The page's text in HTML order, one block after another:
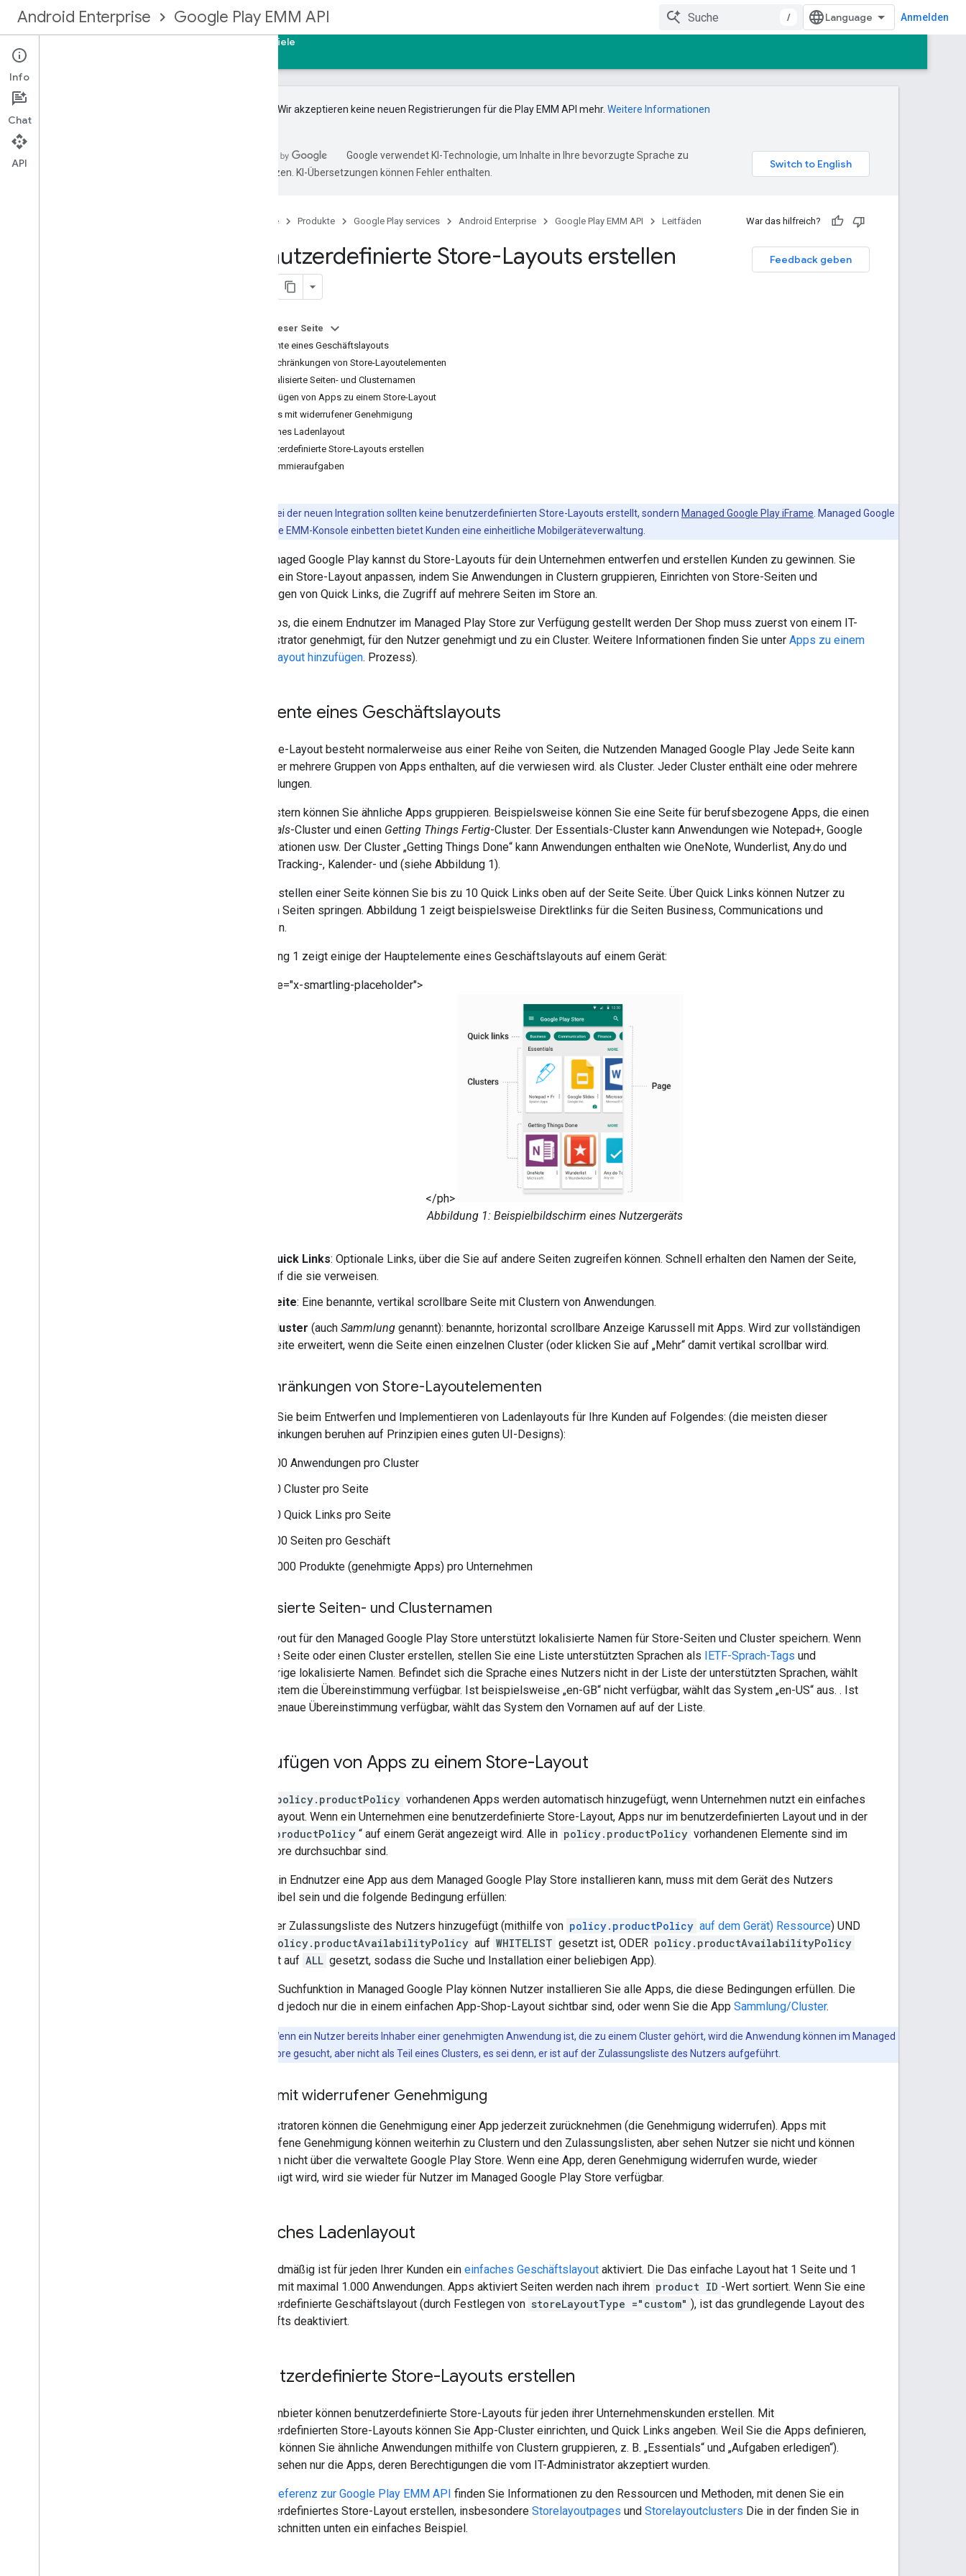
Android Enterprise Google Play EMM API / Anmelden
Beispiele
Für die EMM-Community registrieren
:Wir akzeptieren keine neuen Registrierungen für die Play EMM API mehr. Weitere Informationen
Google verwendet KI-Technologie, um Inhalte in Ihre bevorzugte Sprache zu
übersetzen. KI-Übersetzungen können Fehler enthalten.
Startseite Produkte Google Play services Android Enterprise Google Play EMM API Leitfäden War das hilfreich?
Feedback geben
Benutzerdefinierte Store-Layouts erstellen
Auf dieser Seite
Elemente eines Geschäftslayouts
Einschränkungen von Store-Layoutelementen
Lokalisierte Seiten- und Clusternamen
Hinzufügen von Apps zu einem Store-Layout
Apps mit widerrufener Genehmigung
Einfaches Ladenlayout
Benutzerdefinierte Store-Layouts erstellen
Programmieraufgaben
Bei der neuen Integration sollten keine benutzerdefinierten Store-Layouts erstellt, sondern Managed Google Play iFrame . Managed Google
Play direkt in die EMM-Konsole einbetten bietet Kunden eine einheitliche Mobilgeräteverwaltung.
Mit Managed Google Play kannst du Store-Layouts für dein Unternehmen entwerfen und erstellen Kunden zu gewinnen. Sie
können ein Store-Layout anpassen, indem Sie Anwendungen in Clustern gruppieren, Einrichten von Store-Seiten und
Hinzufügen von Quick Links, die Zugriff auf mehrere Seiten im Store an.
Alle Apps, die einem Endnutzer im Managed Play Store zur Verfügung gestellt werden Der Shop muss zuerst von einem IT-
Administrator genehmigt, für den Nutzer genehmigt und zu ein Cluster. Weitere Informationen finden Sie unter Apps zu einem
Store-Layout hinzufügen. Prozess).
Elemente eines Geschäftslayouts
Ein Store-Layout besteht normalerweise aus einer Reihe von Seiten, die Nutzenden Managed Google Play Jede Seite kann
eine oder mehrere Gruppen von Apps enthalten, auf die verwiesen wird. als Cluster. Jeder Cluster enthält eine oder mehrere
Anwendungen.
Mit Clustern können Sie ähnliche Apps gruppieren. Beispielsweise können Sie eine Seite für berufsbezogene Apps, die einen
Essentials-Cluster und einen Getting Things Fertig-Cluster. Der Essentials-Cluster kann Anwendungen wie Notepad+, Google
Präsentationen usw. Der Cluster „Getting Things Done“ kann Anwendungen enthalten wie OneNote, Wunderlist, Any.do und
andere Tracking-, Kalender- und (siehe Abbildung 1).
Beim Erstellen einer Seite können Sie bis zu 10 Quick Links oben auf der Seite Seite. Über Quick Links können Nutzer zu
anderen Seiten springen. Abbildung 1 zeigt beispielsweise Direktlinks für die Seiten Business, Communications und
Finanzen.
Abbildung 1 zeigt einige der Hauptelemente eines Geschäftslayouts auf einem Gerät:
<ph type="x-smartling-placeholder">
</ph>
Abbildung 1: Beispielbildschirm eines Nutzergeräts
Quick Links: Optionale Links, über die Sie auf andere Seiten zugreifen können. Schnell erhalten den Namen der Seite,
auf die sie verweisen.
Seite: Eine benannte, vertikal scrollbare Seite mit Clustern von Anwendungen.
Cluster (auch Sammlung genannt): benannte, horizontal scrollbare Anzeige Karussell mit Apps. Wird zur vollständigen
Seite erweitert, wenn die Seite einen einzelnen Cluster (oder klicken Sie auf „Mehr“ damit vertikal scrollbar wird.
Einschränkungen von Store-Layoutelementen
Achten Sie beim Entwerfen und Implementieren von Ladenlayouts für Ihre Kunden auf Folgendes: (die meisten dieser
Beschränkungen beruhen auf Prinzipien eines guten UI-Designs):
100 Anwendungen pro Cluster
30 Cluster pro Seite
10 Quick Links pro Seite
100 Seiten pro Geschäft
1.000 Produkte (genehmigte Apps) pro Unternehmen
Lokalisierte Seiten- und Clusternamen
Das Layout für den Managed Google Play Store unterstützt lokalisierte Namen für Store-Seiten und Cluster speichern. Wenn
Sie eine Seite oder einen Cluster erstellen, stellen Sie eine Liste unterstützten Sprachen als IETF-Sprach-Tags und
zugehörige lokalisierte Namen. Befindet sich die Sprache eines Nutzers nicht in der Liste der unterstützten Sprachen, wählt
das System die Übereinstimmung verfügbar. Ist beispielsweise „en-GB“ nicht verfügbar, wählt das System „en-US“ aus. . Ist
keine genaue Übereinstimmung verfügbar, wählt das System den Vornamen auf auf der Liste.
Hinzufügen von Apps zu einem Store-Layout
policy.productPolicy vorhandenen Apps werden automatisch hinzugefügt, wenn Unternehmen nutzt ein einfaches
Store-Layout. Wenn ein Unternehmen eine benutzerdefinierte Store-Layout, Apps nur im benutzerdefinierten Layout und in der
productPolicy “ auf einem Gerät angezeigt wird. Alle in policy.productPolicy vorhandenen Elemente sind im
Play Store durchsuchbar sind.
Damit ein Endnutzer eine App aus dem Managed Google Play Store installieren kann, muss mit dem Gerät des Nutzers
kompatibel sein und die folgende Bedingung erfüllen:
Der Zulassungsliste des Nutzers hinzugefügt (mithilfe von policy.productPolicy auf dem Gerät) Ressource) UND
policy.productAvailabilityPolicy auf WHITELIST gesetzt ist, ODER policy.productAvailabilityPolicy
ist auf ALL gesetzt, sodass die Suche und Installation einer beliebigen App).
Mit der Suchfunktion in Managed Google Play können Nutzer installieren Sie alle Apps, die diese Bedingungen erfüllen. Die
App wird jedoch nur die in einem einfachen App-Shop-Layout sichtbar sind, oder wenn Sie die App Sammlung/Cluster.
Wenn ein Nutzer bereits Inhaber einer genehmigten Anwendung ist, die zu einem Cluster gehört, wird die Anwendung können im Managed
Google Play Store gesucht, aber nicht als Teil eines Clusters, es sei denn, er ist auf der Zulassungsliste des Nutzers aufgeführt.
Apps mit widerrufener Genehmigung
Administratoren können die Genehmigung einer App jederzeit zurücknehmen (die Genehmigung widerrufen). Apps mit
Widerrufene Genehmigung können weiterhin zu Clustern und den Zulassungslisten, aber sehen Nutzer sie nicht und können
sie auch nicht über die verwaltete Google Play Store. Wenn eine App, deren Genehmigung widerrufen wurde, wieder
genehmigt wird, wird sie wieder für Nutzer im Managed Google Play Store verfügbar.
Einfaches Ladenlayout
Standardmäßig ist für jeden Ihrer Kunden ein einfaches Geschäftslayout aktiviert. Die Das einfache Layout hat 1 Seite und 1
Cluster mit maximal 1.000 Anwendungen. Apps aktiviert Seiten werden nach ihrem product ID -Wert sortiert. Wenn Sie eine
benutzerdefinierte Geschäftslayout (durch Festlegen von storeLayoutType ="custom" ), ist das grundlegende Layout des
Geschäfts deaktiviert.
Benutzerdefinierte Store-Layouts erstellen
EMM-Anbieter können benutzerdefinierte Store-Layouts für jeden ihrer Unternehmenskunden erstellen. Mit
benutzerdefinierten Store-Layouts können Sie App-Cluster einrichten, und Quick Links angeben. Weil Sie die Apps definieren,
Cluster, können Sie ähnliche Anwendungen mithilfe von Clustern gruppieren, z. B. „Essentials“ und „Aufgaben erledigen“).
Nutzer sehen nur die Apps, deren Berechtigungen die vom IT-Administrator akzeptiert wurden.
Referenz zur Google Play EMM API finden Sie Informationen zu den Ressourcen und Methoden, mit denen Sie ein
benutzerdefiniertes Store-Layout erstellen, insbesondere Storelayoutpages und Storelayoutclusters Die in der finden Sie in
den Abschnitten unten ein einfaches Beispiel.
Info
Chat
API